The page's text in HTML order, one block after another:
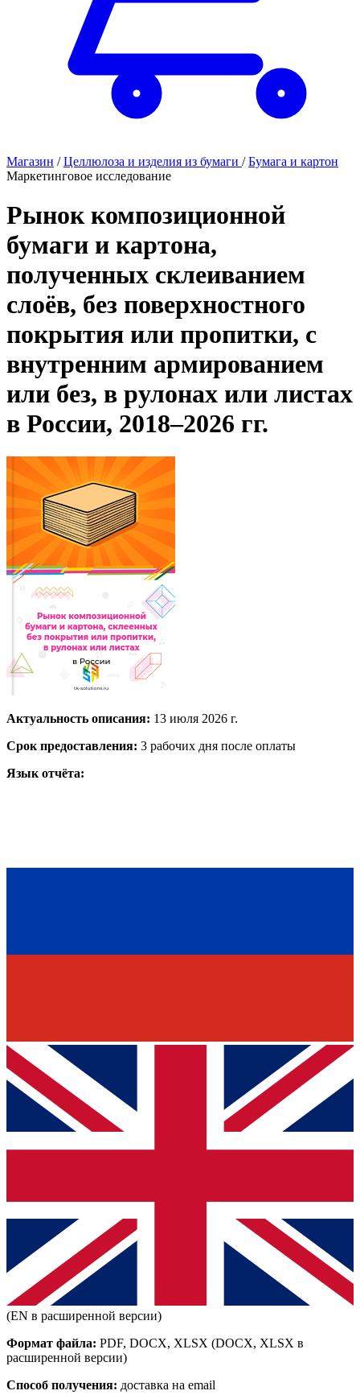
Магазин / Целлюлоза и изделия из бумаги / Бумага и картон
Маркетинговое исследование
Рынок композиционной
бумаги и картона,
полученных склеиванием
слоёв, без поверхностного
покрытия или пропитки, с
внутренним армированием
или без, в рулонах или листах
в России, 2018–2026 гг.
Актуальность описания: 13 июля 2026 г.
Срок предоставления: 3 рабочих дня после оплаты
Язык отчёта:
(EN в расширенной версии)
Формат файла: PDF, DOCX, XLSX (DOCX, XLSX в
расширенной версии)
Способ получения: доставка на email